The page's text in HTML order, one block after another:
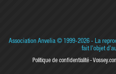
Association Anvelia© 1999-2026 - La
fait l'objet
Politique de confidentialité